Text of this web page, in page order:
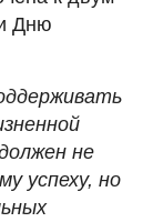
Дню
не
успеху, но